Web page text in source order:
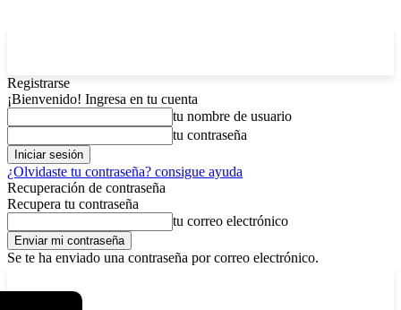
Registrarse
¡Bienvenido! Ingresa en tu cuenta
tu nombre de usuario
tu contraseña
¿Olvidaste tu contraseña? consigue ayuda
Recuperación de contraseña
Recupera tu contraseña
tu correo electrónico
Se te ha enviado una contraseña por correo electrónico.